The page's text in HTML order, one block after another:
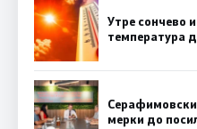
Утре сончево
температура
мерки до